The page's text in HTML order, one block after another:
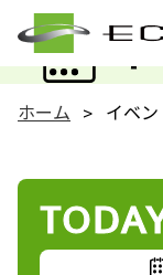
イ
ホーム イベ